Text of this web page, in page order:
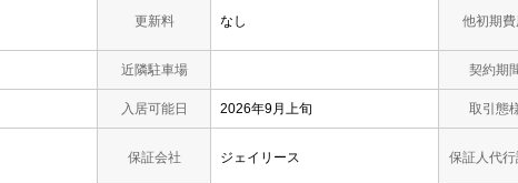
更新料 なし 他初期費
近隣駐車場 契約期
入居可能日 2026年9月上旬 取引態
保証会社 ジェイリース 保証人代行